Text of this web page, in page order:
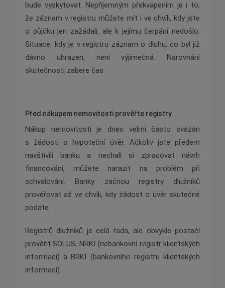
bude vyskytovat. Nepříjemným překvapením je i to,
že záznam v registru můžete mít i ve chvíli, kdy jste
o půjčku jen zažádali, ale k jejímu čerpání nedošlo.
Situace, kdy je v registru záznam o dluhu, co byl již
dávno uhrazen, není výjimečná. Narovnání
skutečnosti zabere čas.
Před nákupem nemovitosti prověřte registry
Nákup nemovitosti je dnes velmi často svázán
s žádostí o hypoteční úvěr. Ačkoliv jste předem
navštívili banku a nechali si zpracovat návrh
financování, můžete narazit na problém při
schvalování. Banky začnou registry dlužníků
prověřovat až ve chvíli, kdy žádost o úvěr skutečně
podáte.
Registrů dlužníků je celá řada, ale obvykle postačí
prověřit SOLUS, NRKI (nebankovní registr klientských
informací) a BRKI (bankovního registru klientských
informací).